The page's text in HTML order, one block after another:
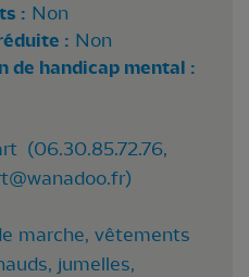
: Non
: Non
de handicap mental :
(06.30.85.72.76,
)
marche, vêtements
jumelles,